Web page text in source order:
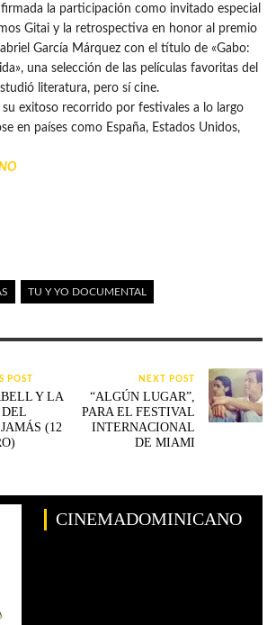
la participación como invitado especial
Gitai y la retrospectiva en honor al premio
García Márquez con el título de «Gabo:
una selección de las películas favoritas del
literatura, pero sí cine.
su exitoso recorrido por festivales a lo largo
en países como España, Estados Unidos,
TU Y YO DOCUMENTAL
POST
Y LA
(12
NEXT POST
“ALGÚN LUGAR”,
PARA EL FESTIVAL
INTERNACIONAL
DE MIAMI
CINEMADOMINICANO